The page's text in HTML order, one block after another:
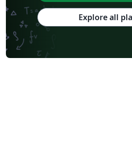
Explore all